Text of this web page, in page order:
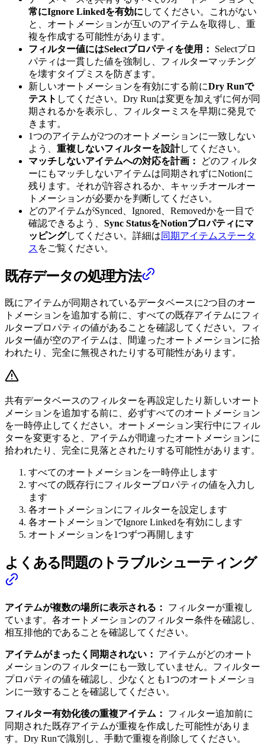
常にIgnore Linkedを有効に してください。これがない
と、オートメーションが互いのアイテムを取得し、重
複を作成する可能性があります。
フィルター値にはSelectプロパティを使用：
Selectプロ
パティは一貫した値を強制し、フィルターマッチング
を壊すタイプミスを防ぎます。
新しいオートメーションを有効にする前にDry Runで
テスト してください。Dry Runは変更を加えずに何が同
期されるかを表示し、フィルターミスを早期に発見で
きます。
1つのアイテムが2つのオートメーションに一致しない
よう、 重複しないフィルターを設計してください。
マッチしないアイテムへの対応を計画：
どのフィルタ
ーにもマッチしないアイテムは同期されずにNotionに
残ります。それが許容されるか、キャッチオールオー
トメーションが必要かを判断してください。
どのアイテムがSynced、Ignored、Removedかを一目で
確認できるよう、 Sync StatusをNotionプロパティにマ
ッピングしてください。詳細は同期アイテムステータ
ス をご覧ください。
既存データの処理方法
既にアイテムが同期されているデータベースに2つ目のオー
トメーションを追加する前に、すべての既存アイテムにフィ
ルタープロパティの値があることを確認してください。フィ
ルター値が空のアイテムは、間違ったオートメーションに拾
われたり、完全に無視されたりする可能性があります。
共有データベースのフィルターを再設定したり新しいオート
メーションを追加する前に、必ずすべてのオートメーション
を一時停止してください。オートメーション実行中にフィル
ターを変更すると、アイテムが間違ったオートメーションに
拾われたり、完全に見落とされたりする可能性があります。
すべてのオートメーションを一時停止します
すべての既存行にフィルタープロパティの値を入力し
ます
各オートメーションにフィルターを設定します
各オートメーションでIgnore Linkedを有効にします
オートメーションを1つずつ再開します
よくある問題のトラブルシューティング
アイテムが複数の場所に表示される：
フィルターが重複し
ています。各オートメーションのフィルター条件を確認し、
相互排他的であることを確認してください。
アイテムがまったく同期されない：
アイテムがどのオート
メーションのフィルターにも一致していません。フィルター
プロパティの値を確認し、少なくとも1つのオートメーショ
ンに一致することを確認してください。
フィルター有効化後の重複アイテム：
フィルター追加前に
同期された既存アイテムが重複を作成した可能性がありま
す。Dry Runで識別し、手動で重複を削除してください。